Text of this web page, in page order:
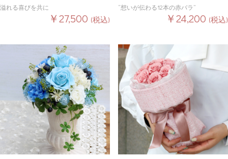
溢れる喜びを共に
￥27,500 (税込)
“想いが伝わる12本の赤バラ”
￥24,200 (税込)